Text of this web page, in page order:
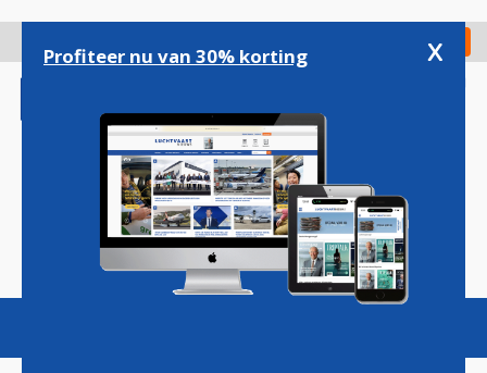
gaan
Check in
Magazine Podcasts Vacatures
Profiteer nu van 30% korting x